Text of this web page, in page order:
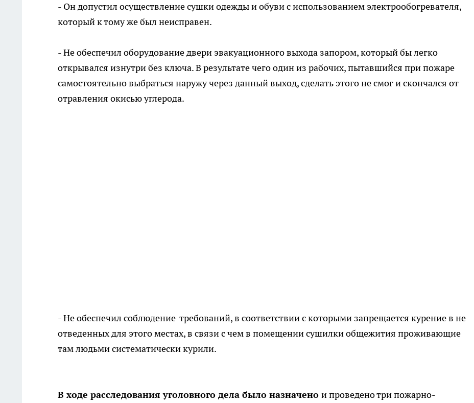
- Он допустил осуществление сушки одежды и обуви с использованием электрообогревателя,
который к тому же был неисправен.
- Не обеспечил оборудование двери эвакуационного выхода запором, который бы легко
открывался изнутри без ключа. В результате чего один из рабочих, пытавшийся при пожаре
самостоятельно выбраться наружу через данный выход, сделать этого не смог и скончался от
отравления окисью углерода.
- Не обеспечил соблюдение требований, в соответствии с которыми запрещается курение в не
отведенных для этого местах, в связи с чем в помещении сушилки общежития проживающие
там людьми систематически курили.
В ходе расследования уголовного дела было назначено и проведено три пожарно-